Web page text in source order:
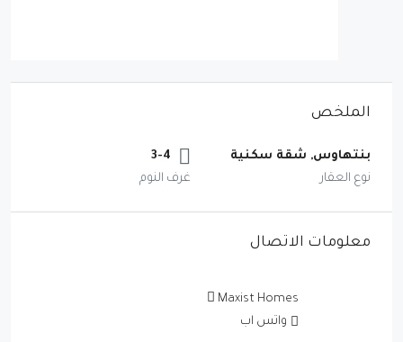
الملخص
بنتهاوس, شقة سكنية
نوع العقار
3-4
غرف النوم
معلومات الاتصال
Maxist Homes
واتس اب